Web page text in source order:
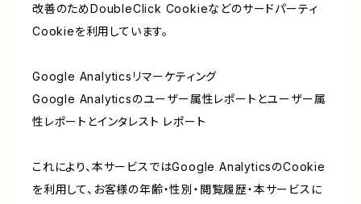
改善のためDoubleClick Cookieなどのサードパーティ
Cookieを利用しています。
Google Analyticsリマーケティング
Google Analyticsのユーザー属性レポートとユーザー属
性レポートとインタレスト レポート
これにより、本サービスではGoogle AnalyticsのCookie
を利用して、お客様の年齢・性別・閲覧履歴・本サービスに